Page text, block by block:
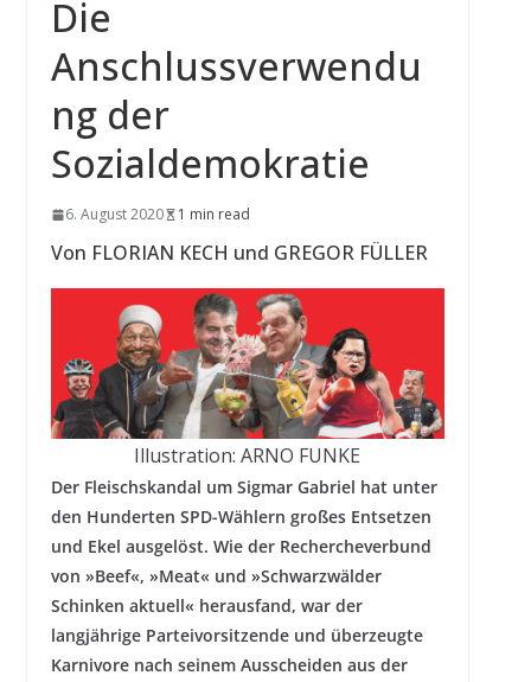
Die
Anschlussverwendu
ng der
Sozialdemokratie
6. August 2020 1 min read
Von FLORIAN KECH und GREGOR FÜLLER
Illustration: ARNO FUNKE
Der Fleischskandal um Sigmar Gabriel hat unter
den Hunderten SPD-Wählern großes Entsetzen
und Ekel ausgelöst. Wie der Rechercheverbund
von »Beef«, »Meat« und »Schwarzwälder
Schinken aktuell« herausfand, war der
langjährige Parteivorsitzende und überzeugte
Karnivore nach seinem Ausscheiden aus der